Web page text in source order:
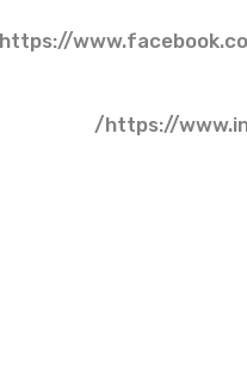
https://
https://